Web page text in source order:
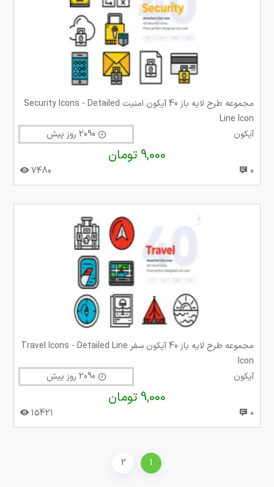
مجموعه طرح لایه باز 40 آیکون امنیت Security Icons - Detailed
Line Icon
آیکون
9,000 تومان
0
7480
مجموعه طرح لایه باز 40 آیکون سفر Travel Icons - Detailed Line
Icon
آیکون
9,000 تومان
0
15421
1
2